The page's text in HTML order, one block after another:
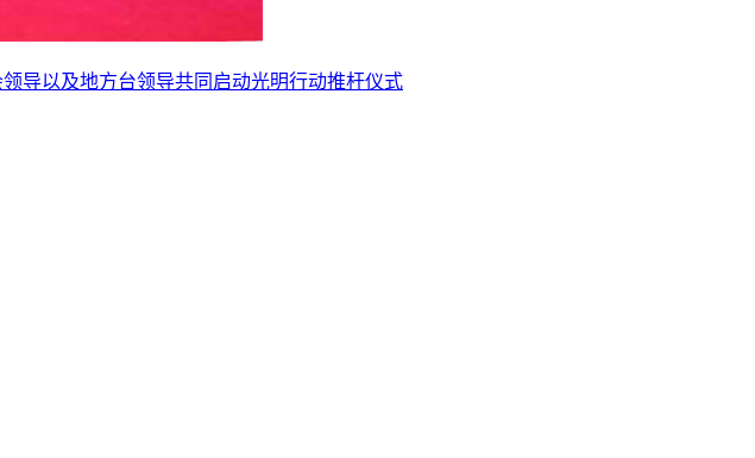
导以及地方台领导共同启动光明行动推杆仪式